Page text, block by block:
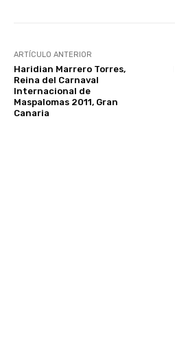
ARTÍCULO ANTERIOR
Haridian Marrero Torres,
Reina del Carnaval
Internacional de
Maspalomas 2011, Gran
Canaria